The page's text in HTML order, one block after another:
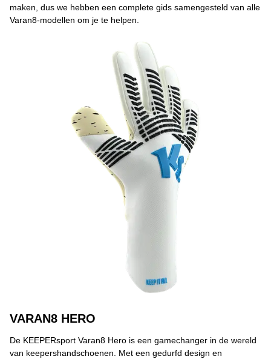
maken, dus we hebben een complete gids samengesteld van alle
Varan8-modellen om je te helpen.
VARAN8 HERO
De KEEPERsport Varan8 Hero is een gamechanger in de wereld
van keepershandschoenen. Met een gedurfd design en